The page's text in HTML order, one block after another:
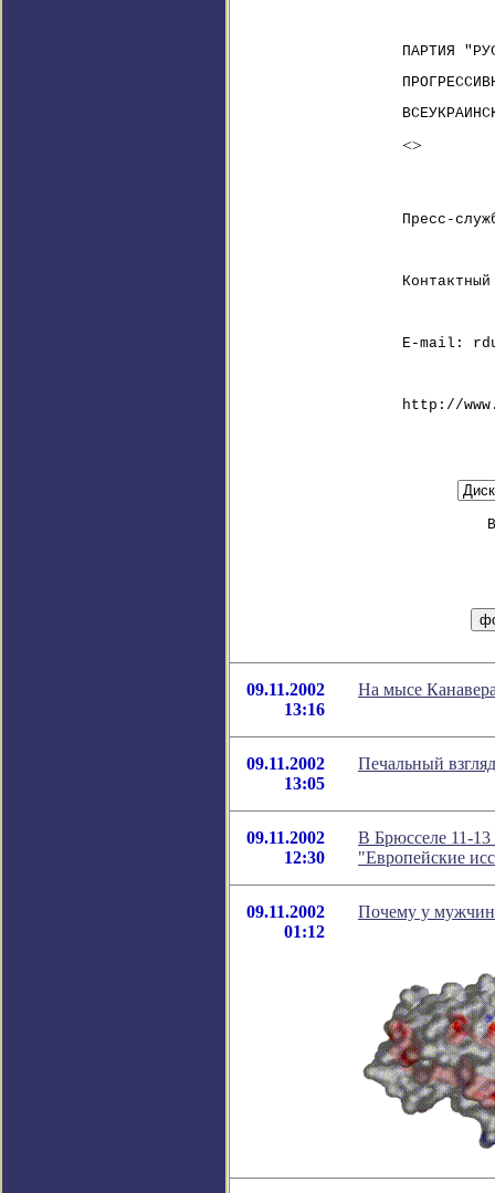
ПАРТИЯ
<>
Пресс-
E-mail:
http://
09.11.2002
13:16
На мысе
09.11.2002
13:05
Печальный
09.11.2002
12:30
В Брюсселе 11-13
"Европейские
09.11.2002
01:12
Почему у мужчин